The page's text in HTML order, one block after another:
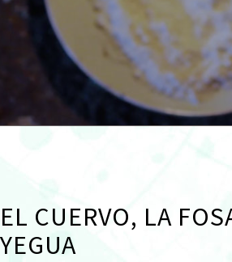
EL CUERVO, LA
YEGUA